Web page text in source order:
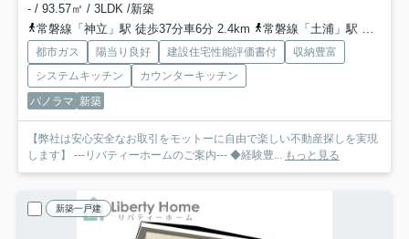
- / 93.57㎡ / 3LDK /新築
常磐線「神立」駅 徒歩37分車6分 2.4km
常磐線「土浦」駅 徒歩51分
都市ガス 陽当り良好 建設住宅性能評価書付
収納豊富
システムキッチン
カウンターキッチン
パノラマ 新築
【弊社は安心安全なお取引をモットーに自由で楽しい不動産探しを実現
します】 ---リバティーホームのご案内--- ◆経験豊... もっと見る
新築一戸建